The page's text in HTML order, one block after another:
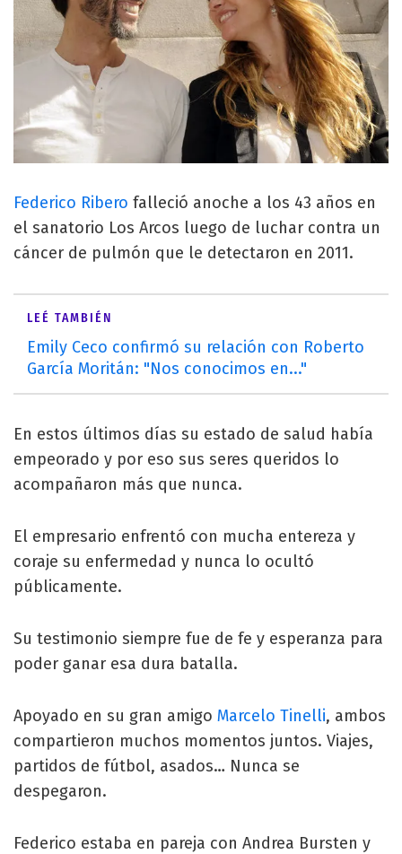
Federico Ribero falleció anoche a los 43 años en
el sanatorio Los Arcos luego de luchar contra un
cáncer de pulmón que le detectaron en 2011.
LEÉ TAMBIÉN
Emily Ceco confirmó su relación con Roberto
García Moritán: "Nos conocimos en..."
En estos últimos días su estado de salud había
empeorado y por eso sus seres queridos lo
acompañaron más que nunca.
El empresario enfrentó con mucha entereza y
coraje su enfermedad y nunca lo ocultó
públicamente.
Su testimonio siempre fue de fe y esperanza para
poder ganar esa dura batalla.
Apoyado en su gran amigo Marcelo Tinelli, ambos
compartieron muchos momentos juntos. Viajes,
partidos de fútbol, asados… Nunca se
despegaron.
Federico estaba en pareja con Andrea Bursten y